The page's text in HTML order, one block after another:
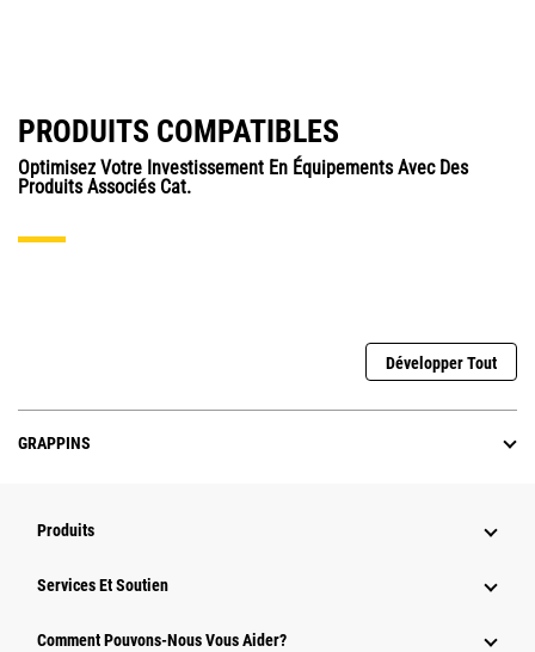
PRODUITS COMPATIBLES
Optimisez Votre Investissement En Équipements Avec Des
Produits Associés Cat.
Développer Tout
GRAPPINS
Produits
Services Et Soutien
Comment Pouvons-Nous Vous Aider?